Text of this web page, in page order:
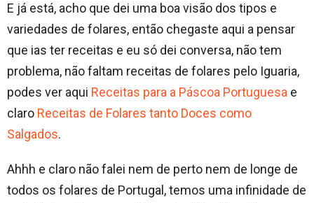
E já está, acho que dei uma boa visão dos tipos e
variedades de folares, então chegaste aqui a pensar
que ias ter receitas e eu só dei conversa, não tem
problema, não faltam receitas de folares pelo Iguaria,
podes ver aqui Receitas para a Páscoa Portuguesa e
claro Receitas de Folares tanto Doces como
Salgados.
Ahhh e claro não falei nem de perto nem de longe de
todos os folares de Portugal, temos uma infinidade de